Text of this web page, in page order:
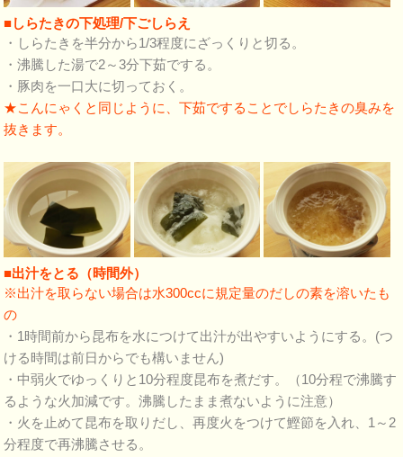
■しらたきの下処理/下ごしらえ
・しらたきを半分から1/3程度にざっくりと切る。
・沸騰した湯で2～3分下茹でする。
・豚肉を一口大に切っておく。
★こんにゃくと同じように、下茹ですることでしらたきの臭みを
抜きます。
■出汁をとる（時間外）
※出汁を取らない場合は水300ccに規定量のだしの素を溶いたも
の
・1時間前から昆布を水につけて出汁が出やすいようにする。(つ
ける時間は前日からでも構いません)
・中弱火でゆっくりと10分程度昆布を煮だす。（10分程で沸騰す
るような火加減です。沸騰したまま煮ないように注意）
・火を止めて昆布を取りだし、再度火をつけて鰹節を入れ、1～2
分程度で再沸騰させる。